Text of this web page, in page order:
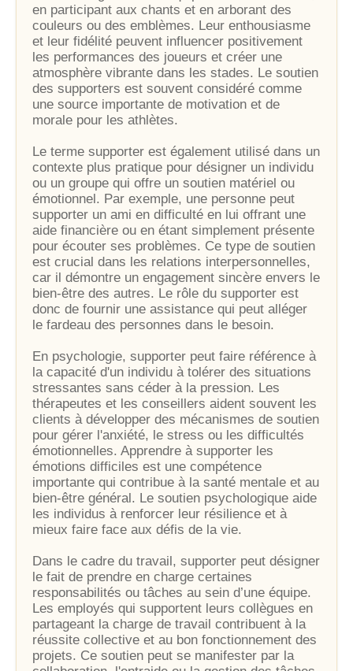
en participant aux chants et en arborant des
couleurs ou des emblèmes. Leur enthousiasme
et leur fidélité peuvent influencer positivement
les performances des joueurs et créer une
atmosphère vibrante dans les stades. Le soutien
des supporters est souvent considéré comme
une source importante de motivation et de
morale pour les athlètes.
Le terme supporter est également utilisé dans un
contexte plus pratique pour désigner un individu
ou un groupe qui offre un soutien matériel ou
émotionnel. Par exemple, une personne peut
supporter un ami en difficulté en lui offrant une
aide financière ou en étant simplement présente
pour écouter ses problèmes. Ce type de soutien
est crucial dans les relations interpersonnelles,
car il démontre un engagement sincère envers le
bien-être des autres. Le rôle du supporter est
donc de fournir une assistance qui peut alléger
le fardeau des personnes dans le besoin.
En psychologie, supporter peut faire référence à
la capacité d'un individu à tolérer des situations
stressantes sans céder à la pression. Les
thérapeutes et les conseillers aident souvent les
clients à développer des mécanismes de soutien
pour gérer l'anxiété, le stress ou les difficultés
émotionnelles. Apprendre à supporter les
émotions difficiles est une compétence
importante qui contribue à la santé mentale et au
bien-être général. Le soutien psychologique aide
les individus à renforcer leur résilience et à
mieux faire face aux défis de la vie.
Dans le cadre du travail, supporter peut désigner
le fait de prendre en charge certaines
responsabilités ou tâches au sein d’une équipe.
Les employés qui supportent leurs collègues en
partageant la charge de travail contribuent à la
réussite collective et au bon fonctionnement des
projets. Ce soutien peut se manifester par la